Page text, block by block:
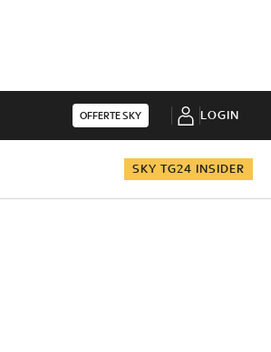
OFFERTE SKY LOGIN
SKY TG24 INSIDER